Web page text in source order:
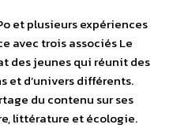
et plusieurs expériences
avec trois associés Le
des jeunes qui réunit des
et d’univers différents.
du contenu sur ses
littérature et écologie.